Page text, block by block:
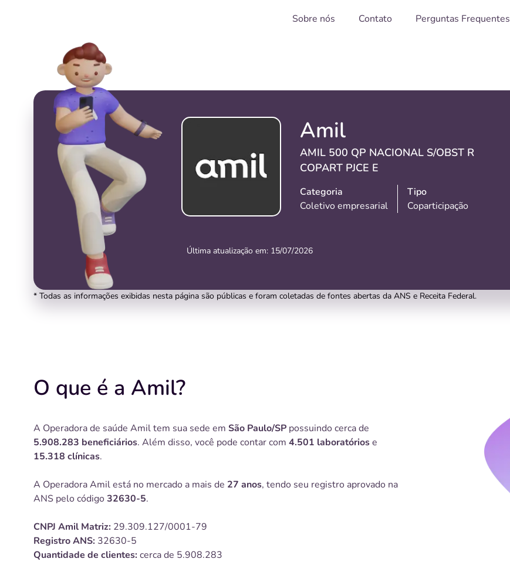
Sobre nós Contato Perguntas Frequentes
Amil
AMIL 500 QP NACIONAL S/OBST R
COPART PJCE E
Categoria
Coletivo empresarial
Tipo
Coparticipação
Última atualização em: 15/07/2026
* Todas as informações exibidas nesta página são públicas e foram coletadas de fontes abertas da ANS e Receita Federal.
O que é a Amil?
A Operadora de saúde Amil tem sua sede em São Paulo/SP possuindo cerca de
5.908.283 beneficiários. Além disso, você pode contar com 4.501 laboratóriose
15.318 clínicas.
A Operadora Amil está no mercado a mais de 27 anos, tendo seu registro aprovado na
ANS pelo código32630-5.
CNPJ Amil Matriz: 29.309.127/0001-79
Registro ANS: 32630-5
Quantidade de clientes:cerca de 5.908.283